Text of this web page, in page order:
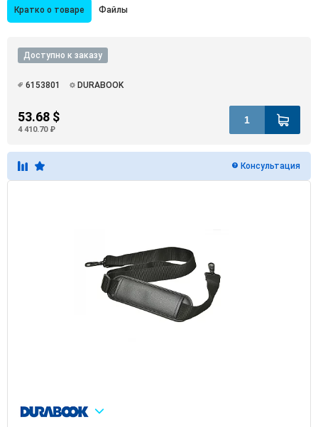
Кратко о товаре Файлы
Доступно к заказу
6153801 DURABOOK
53.68 $
4 410.70 ₽
Консультация